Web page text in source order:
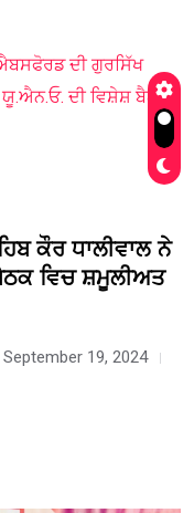
ਦੀ ਗੁਰਸਿੱਖ
ਯੂ.ਐਨ.ਓ. ਦੀ ਵਿਸ਼ੇਸ਼ ਬੈਠਕ
ਕੌਰ ਧਾਲੀਵਾਲ ਨੇ
ਵਿਚ ਸ਼ਮੂਲੀਅਤ
September 19, 2024